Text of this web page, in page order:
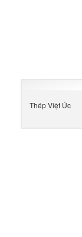
Thép Việt Úc